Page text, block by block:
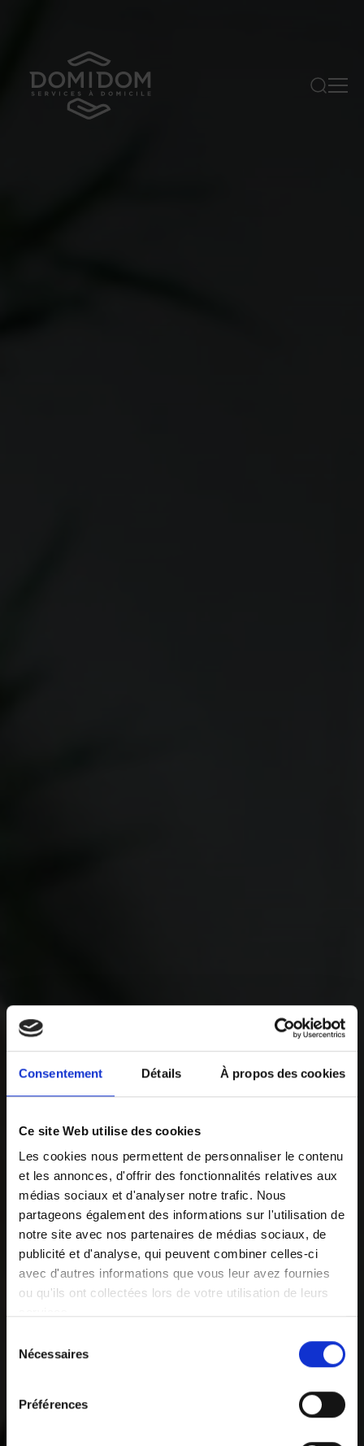
Consentement Détails À propos des cookies
Ce site Web utilise des cookies
Les cookies nous permettent de personnaliser le contenu
et les annonces, d'offrir des fonctionnalités relatives aux
médias sociaux et d'analyser notre trafic. Nous
partageons également des informations sur l'utilisation de
notre site avec nos partenaires de médias sociaux, de
publicité et d'analyse, qui peuvent combiner celles-ci
avec d'autres informations que vous leur avez fournies
ou qu'ils ont collectées lors de votre utilisation de leurs
Vous pouvez librement donner, refuser ou retirer votre
consentement en sélectionnant les finalités ci-dessous.
cliquant sur le lien «
» en bas de
Nécessaires
Préférences